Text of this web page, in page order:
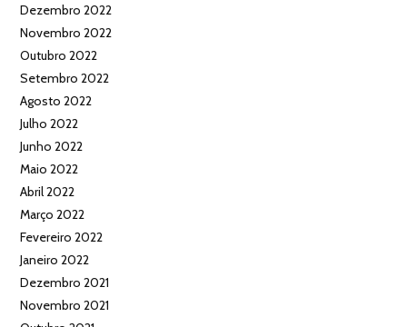
Dezembro 2022
Novembro 2022
Outubro 2022
Setembro 2022
Agosto 2022
Julho 2022
Junho 2022
Maio 2022
Abril 2022
Março 2022
Fevereiro 2022
Janeiro 2022
Dezembro 2021
Novembro 2021